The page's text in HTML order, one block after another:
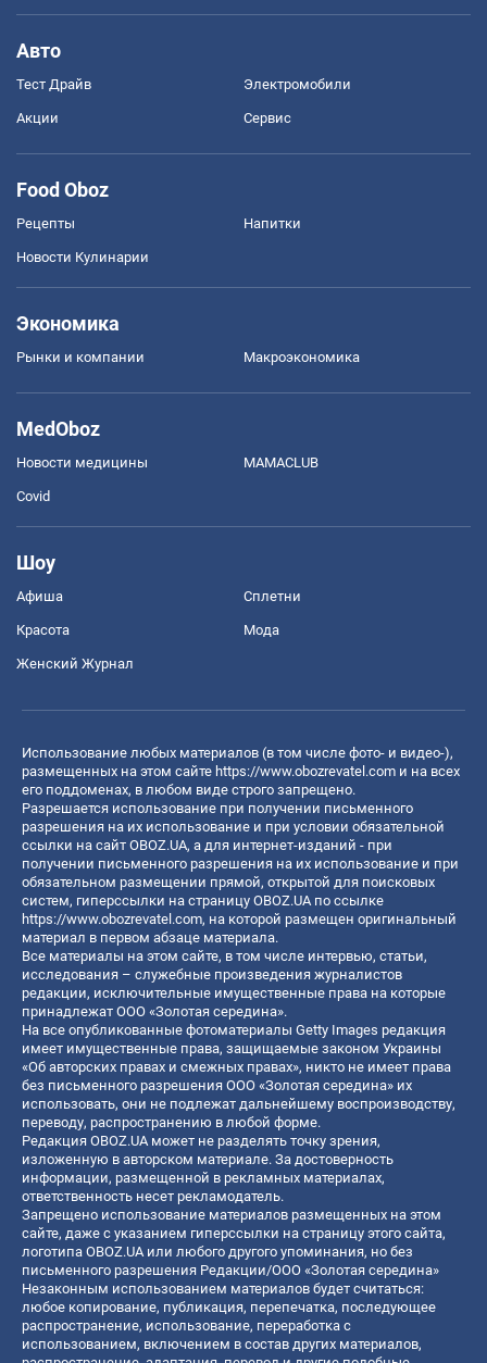
Авто
Тест Драйв Электромобили
Акции Сервис
Food Oboz
Рецепты Напитки
Новости Кулинарии
Экономика
Рынки и компании Mакроэкономика
MedOboz
Новости медицины MAMACLUB
Covid
Шоу
Афиша Сплетни
Красота Мода
Женский Журнал
Использование любых материалов (в том числе фото- и видео-),
размещенных на этом сайте https://www.obozrevatel.com и на всех
его поддоменах, в любом виде строго запрещено.
Разрешается использование при получении письменного
разрешения на их использование и при условии обязательной
ссылки на сайт OBOZ.UA, а для интернет-изданий - при
получении письменного разрешения на их использование и при
обязательном размещении прямой, открытой для поисковых
систем, гиперссылки на страницу OBOZ.UA по ссылке
https://www.obozrevatel.com, на которой размещен оригинальный
материал в первом абзаце материала.
Все материалы на этом сайте, в том числе интервью, статьи,
исследования – служебные произведения журналистов
редакции, исключительные имущественные права на которые
принадлежат ООО «Золотая середина».
На все опубликованные фотоматериалы Getty Images редакция
имеет имущественные права, защищаемые законом Украины
«Об авторских правах и смежных правах», никто не имеет права
без письменного разрешения ООО «Золотая середина» их
использовать, они не подлежат дальнейшему воспроизводству,
переводу, распространению в любой форме.
Редакция OBOZ.UA может не разделять точку зрения,
изложенную в авторском материале. За достоверность
информации, размещенной в рекламных материалах,
ответственность несет рекламодатель.
Запрещено использование материалов размещенных на этом
сайте, даже с указанием гиперссылки на страницу этого сайта,
логотипа OBOZ.UA или любого другого упоминания, но без
письменного разрешения Редакции/ООО «Золотая середина»
Незаконным использованием материалов будет считаться:
любое копирование, публикация, перепечатка, последующее
распространение, использование, переработка с
использованием, включением в состав других материалов,